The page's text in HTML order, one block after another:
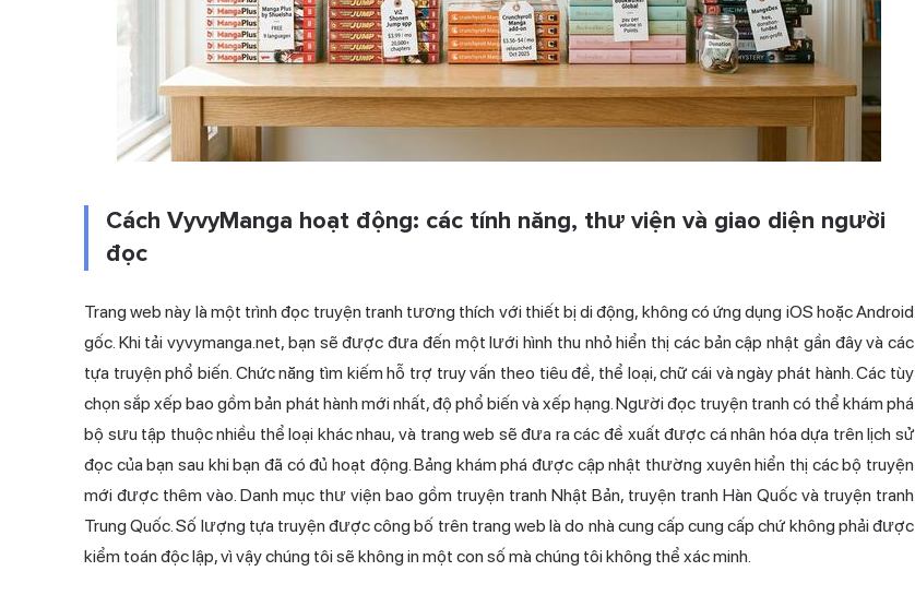
Cách VyvyManga hoạt động: các tính năng, thư viện và giao diện người
đọc
Trang web này là một trình đọc truyện tranh tương thích với thiết bị di động, không có ứng dụng iOS hoặc Android
gốc. Khi tải vyvymanga.net, bạn sẽ được đưa đến một lưới hình thu nhỏ hiển thị các bản cập nhật gần đây và các
tựa truyện phổ biến. Chức năng tìm kiếm hỗ trợ truy vấn theo tiêu đề, thể loại, chữ cái và ngày phát hành. Các tùy
chọn sắp xếp bao gồm bản phát hành mới nhất, độ phổ biến và xếp hạng. Người đọc truyện tranh có thể khám phá
bộ sưu tập thuộc nhiều thể loại khác nhau, và trang web sẽ đưa ra các đề xuất được cá nhân hóa dựa trên lịch sử
đọc của bạn sau khi bạn đã có đủ hoạt động. Bảng khám phá được cập nhật thường xuyên hiển thị các bộ truyện
mới được thêm vào. Danh mục thư viện bao gồm truyện tranh Nhật Bản, truyện tranh Hàn Quốc và truyện tranh
Trung Quốc. Số lượng tựa truyện được công bố trên trang web là do nhà cung cấp cung cấp chứ không phải được
kiểm toán độc lập, vì vậy chúng tôi sẽ không in một con số mà chúng tôi không thể xác minh.